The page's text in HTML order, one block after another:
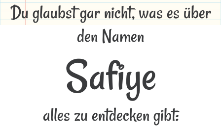
Du glaubst gar nicht, was es über
den Namen
Safiye
alles zu entdecken gibt: